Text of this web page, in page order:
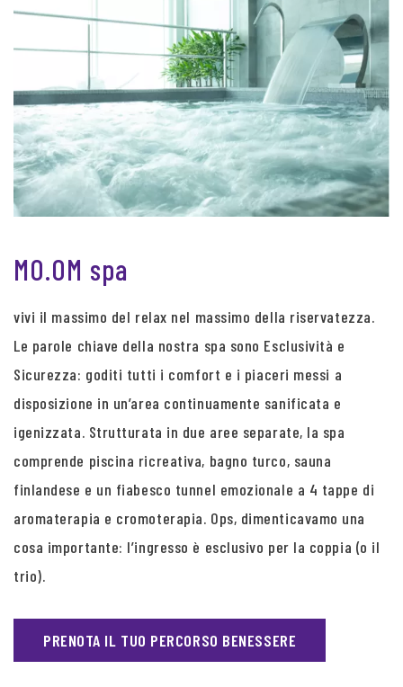
MO.OM spa
vivi il massimo del relax nel massimo della riservatezza.
Le parole chiave della nostra spa sono Esclusività e
Sicurezza: goditi tutti i comfort e i piaceri messi a
disposizione in un’area continuamente sanificata e
igenizzata. Strutturata in due aree separate, la spa
comprende piscina ricreativa, bagno turco, sauna
finlandese e un fiabesco tunnel emozionale a 4 tappe di
aromaterapia e cromoterapia. Ops, dimenticavamo una
cosa importante: l’ingresso è esclusivo per la coppia (o il
trio).
PRENOTA IL TUO PERCORSO BENESSERE